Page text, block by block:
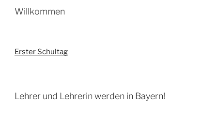
Willkommen
Erster Schultag
Lehrer und Lehrerin werden in Bayern!